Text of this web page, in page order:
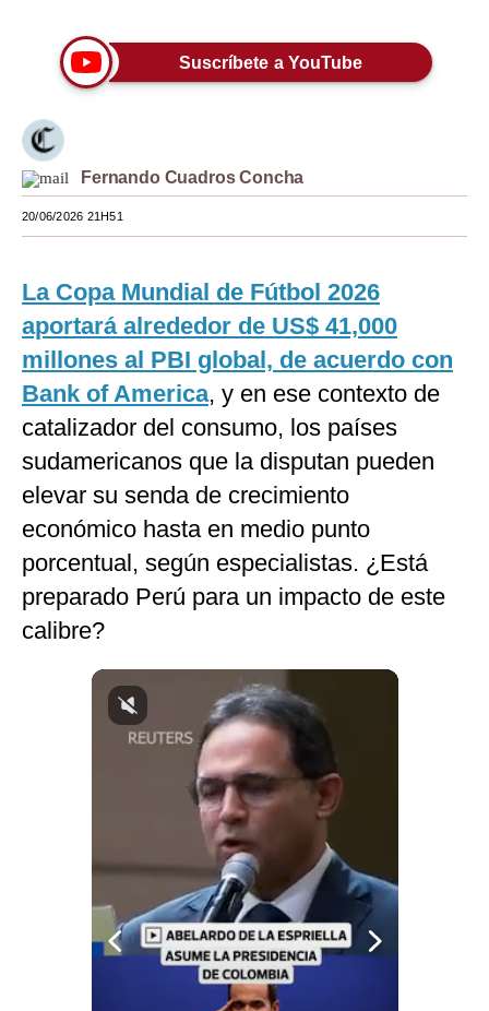
Mundo
México
España
Internacional
Club del Suscriptor
Mix
G de Gestión
Notas Contratadas
Podcast
Gestión TV
Videos
Fotogalerías
Privacidad
Suscríbete a YouTube
Fernando Cuadros Concha
20/06/2026 21H51
La Copa Mundial de Fútbol 2026
aportará alrededor de US$ 41,000
millones al PBI global, de acuerdo con
Bank of America, y en ese contexto de
catalizador del consumo, los países
sudamericanos que la disputan pueden
elevar su senda de crecimiento
económico hasta en medio punto
porcentual, según especialistas. ¿Está
preparado Perú para un impacto de este
calibre?